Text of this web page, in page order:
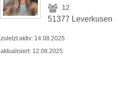
12
51377 Leverkusen
zuletzt aktiv: 14.08.2025
aktualisiert: 12.08.2025